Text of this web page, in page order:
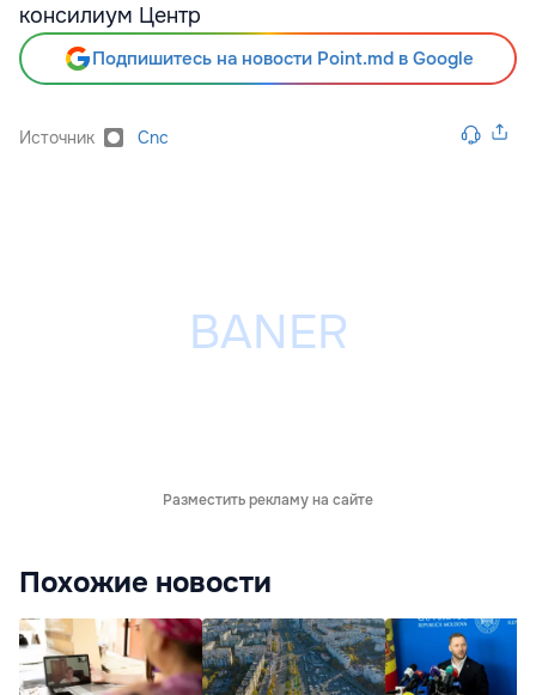
консилиум Центр
Подпишитесь на новости Point.md в Google
Источник Cnc
Разместить рекламу на сайте
Похожие новости